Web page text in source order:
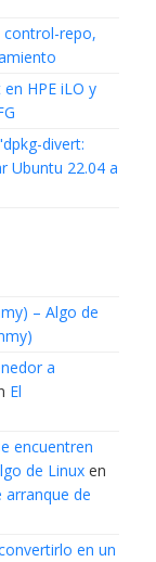
control-repo,
HPE iLO y
divert:
Ubuntu 22.04 a
– Algo de
a
El
encuentren
de Linuxen
de
en un